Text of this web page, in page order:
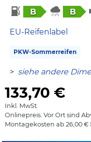
B B
EU-Reifenlabel
PKW-Sommerreifen
> siehe andere
133,70 €
Inkl. MwSt.
Onlinepreis. Vor Ort sind
Montagekosten ab 26,00 €